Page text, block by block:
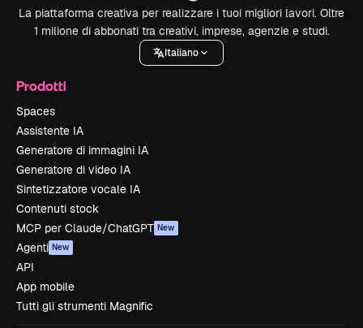
La piattaforma creativa per realizzare i tuoi migliori lavori. Oltre
1 milione di abbonati tra creativi, imprese, agenzie e studi.
Italiano
Prodotti
Spaces
Assistente IA
Generatore di immagini IA
Generatore di video IA
Sintetizzatore vocale IA
Contenuti stock
MCP per Claude/ChatGPT New
Agenti New
API
App mobile
Tutti gli strumenti Magnific